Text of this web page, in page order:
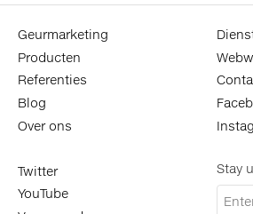
Geurmarketing
Producten
Referenties
Blog
Over ons
Twitter
YouTube
Stay